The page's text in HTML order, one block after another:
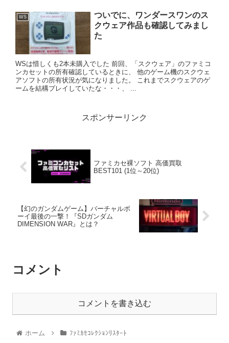
WS
ついでに、ワンダースワンのス
クウェア作品も確認してみまし
た
WSは惜しくも2本未購入でした 前回、「スクウェア」のファミコ
ンカセットの所有確認しているときに、 他のゲーム機のスクウェ
アソフトの所有状況が気になりました。 これまでスクウェアのゲ
ームを結構プレイしていたな・・・、 ...
スポンサーリンク
ファミカセ裸ソフト 高価買取
BEST101 (1位～20位)
【幻のガンダムゲーム】バーチャルボ
ーイ最後の一撃！『SDガンダム
DIMENSION WAR』とは？
コメント
コメントを書き込む
ホーム ﾌｧﾐｶｾｺﾚｸｼｮﾝﾘｽﾀｰﾄ